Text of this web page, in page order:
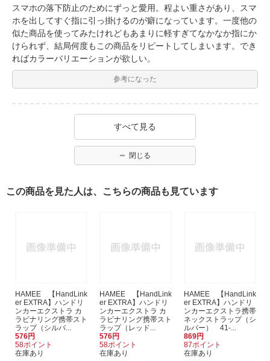
スマホの落下防止のためにずっと愛用。程よい重さがあり、スマ
ホを出してすぐ指に引っ掛けるのが癖になっています。一度他の
似た商品を使ってみたけれどもあまりに軽すぎてなかなか指にか
けられず、結局何度もこの商品をリピートしてしまいます。でき
ればカラーバリエーションが欲しい。
参考になった
すべて見る
閉じる
この商品を見た人は、こちらの商品も見ています
HAMEE 【HandLink
er EXTRA】ハンドリ
ンカーエクストラ カ
ラビナリング携帯スト
ラップ（シルバ...
576円
58ポイント
在庫あり
HAMEE 【HandLink
er EXTRA】ハンドリ
ンカーエクストラ カ
ラビナリング携帯スト
ラップ（レッド...
576円
58ポイント
在庫あり
HAMEE 【HandLink
er EXTRA】ハンドリ
ンカーエクストラ携帯
ネックストラップ（シ
ルバー） 41-...
869円
87ポイント
在庫あり